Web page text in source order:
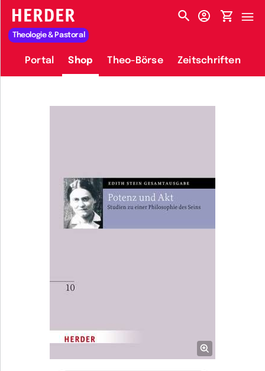
HERDER-MENÜ
Theologie & Pastoral
Portal Shop Theo-Börse Zeitschriften